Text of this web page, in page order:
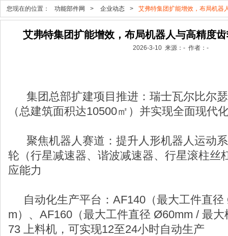
您现在的位置： 功能部件网 > 企业动态 > 艾弗特集团扩能增效，布局机器
艾弗特集团扩能增效，布局机器人与高精度
2026-3-10 来源：- 作者：-
集团总部扩建项目推进：瑞士瓦尔比尔
（总建筑面积达10500㎡）并实现全面现代
聚焦机器人赛道：提升人形机器人运动
轮（行星减速器、谐波减速器、行星滚柱丝
应能力
自动化生产平台：AF140（最大工件直径
m）、AF160（最大工件直径 Ø60mm / 最
73 上料机，可实现12至24小时自动生产